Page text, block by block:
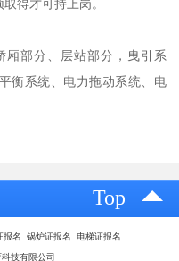
得才可持上岗。
部分、层站部分，曳引系
衡系统、电力拖动系统、电
Top
报名 锅炉证报名 电梯证报名
技有限公司